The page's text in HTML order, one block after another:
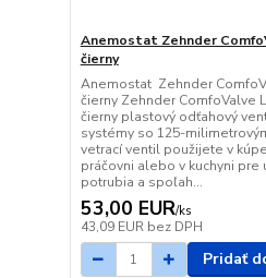
Anemostat Zehnder
čierny
Anemostat Zehnder
čierny Zehnder ComfoValve
čierny plastový odťahový
systémy so 125-
vetrací ventil použijete v
práčovni alebo v kuchyni pre
potrubia a spoľah...
53,00 EUR/ks
43,09 EUR bez DPH
Pridať